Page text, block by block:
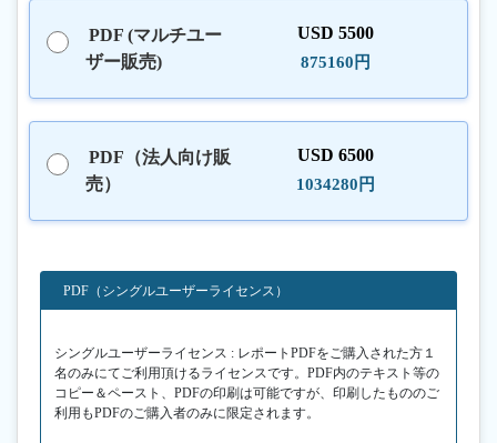
PDF (マルチユー
ザー販売)
USD 5500
875160円
PDF（法人向け販
売）
USD 6500
1034280円
PDF（シングルユーザーライセンス）
シングルユーザーライセンス : レポートPDFをご購入された方１
名のみにてご利用頂けるライセンスです。PDF内のテキスト等の
コピー＆ペースト、PDFの印刷は可能ですが、印刷したもののご
利用もPDFのご購入者のみに限定されます。